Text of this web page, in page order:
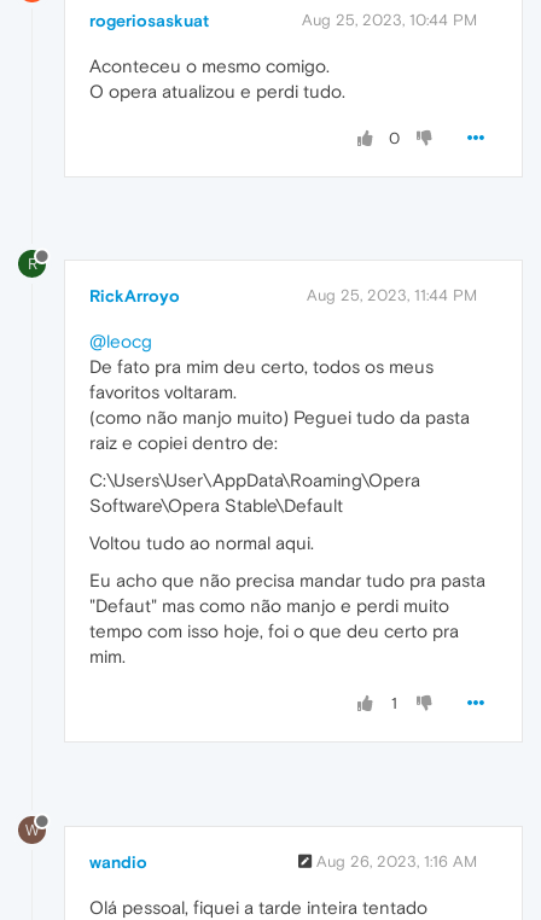
rogeriosaskuat Aug 25, 2023, 10:44 PM
Aconteceu o mesmo comigo.
O opera atualizou e perdi tudo.
0
R
RickArroyo Aug 25, 2023, 11:44 PM
@leocg
De fato pra mim deu certo, todos os meus
favoritos voltaram.
(como não manjo muito) Peguei tudo da pasta
raiz e copiei dentro de:
C:\Users\User\AppData\Roaming\Opera
Software\Opera Stable\Default
Voltou tudo ao normal aqui.
Eu acho que não precisa mandar tudo pra pasta
"Defaut" mas como não manjo e perdi muito
tempo com isso hoje, foi o que deu certo pra
mim.
1
W
wandio Aug 26, 2023, 1:16 AM
Olá pessoal, fiquei a tarde inteira tentado